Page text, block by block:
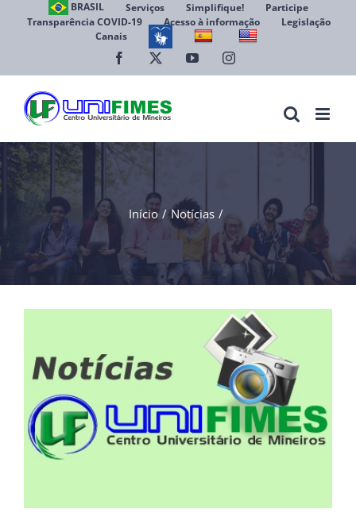
BRASIL Serviços Simplifique!
Participe
Transparência COVID-19
Acesso à informação
Legislação
Canais
Facebook YouTubeInstagram
Início Notícias